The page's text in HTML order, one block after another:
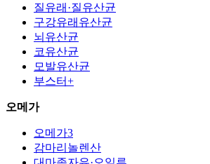
질유래·질유산균
구강유래유산균
뇌유산균
코유산균
모발유산균
부스터+
오메가
오메가3
감마리놀렌산